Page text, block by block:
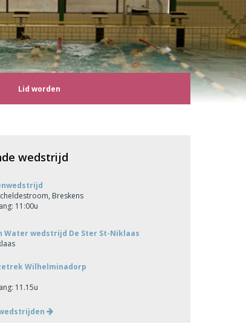
Lid worden
wedstrijd
Breskens
11:00u
Water wedstrijd De Ster St-Niklaas
Wilhelminadorp
11.15u